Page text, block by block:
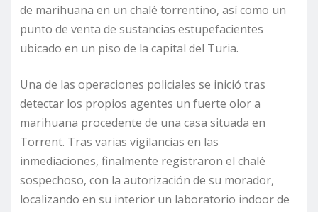
de marihuana en un chalé torrentino, así como un
punto de venta de sustancias estupefacientes
ubicado en un piso de la capital del Turia.
Una de las operaciones policiales se inició tras
detectar los propios agentes un fuerte olor a
marihuana procedente de una casa situada en
Torrent. Tras varias vigilancias en las
inmediaciones, finalmente registraron el chalé
sospechoso, con la autorización de su morador,
localizando en su interior un laboratorio indoor de